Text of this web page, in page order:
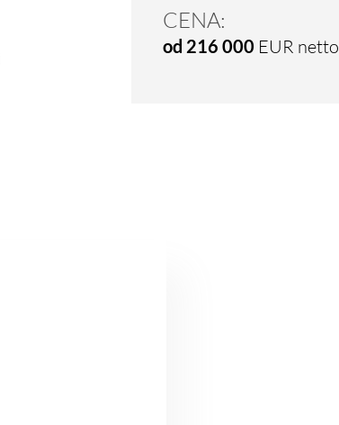
CENA:
od 216 000 EUR netto